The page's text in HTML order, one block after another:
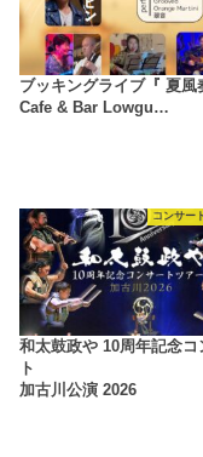
ブッキングライブ『 夏風
Cafe & Bar Lowgu…
コンサー
和太鼓政や 10周年記念コ
ト
加古川公演 2026